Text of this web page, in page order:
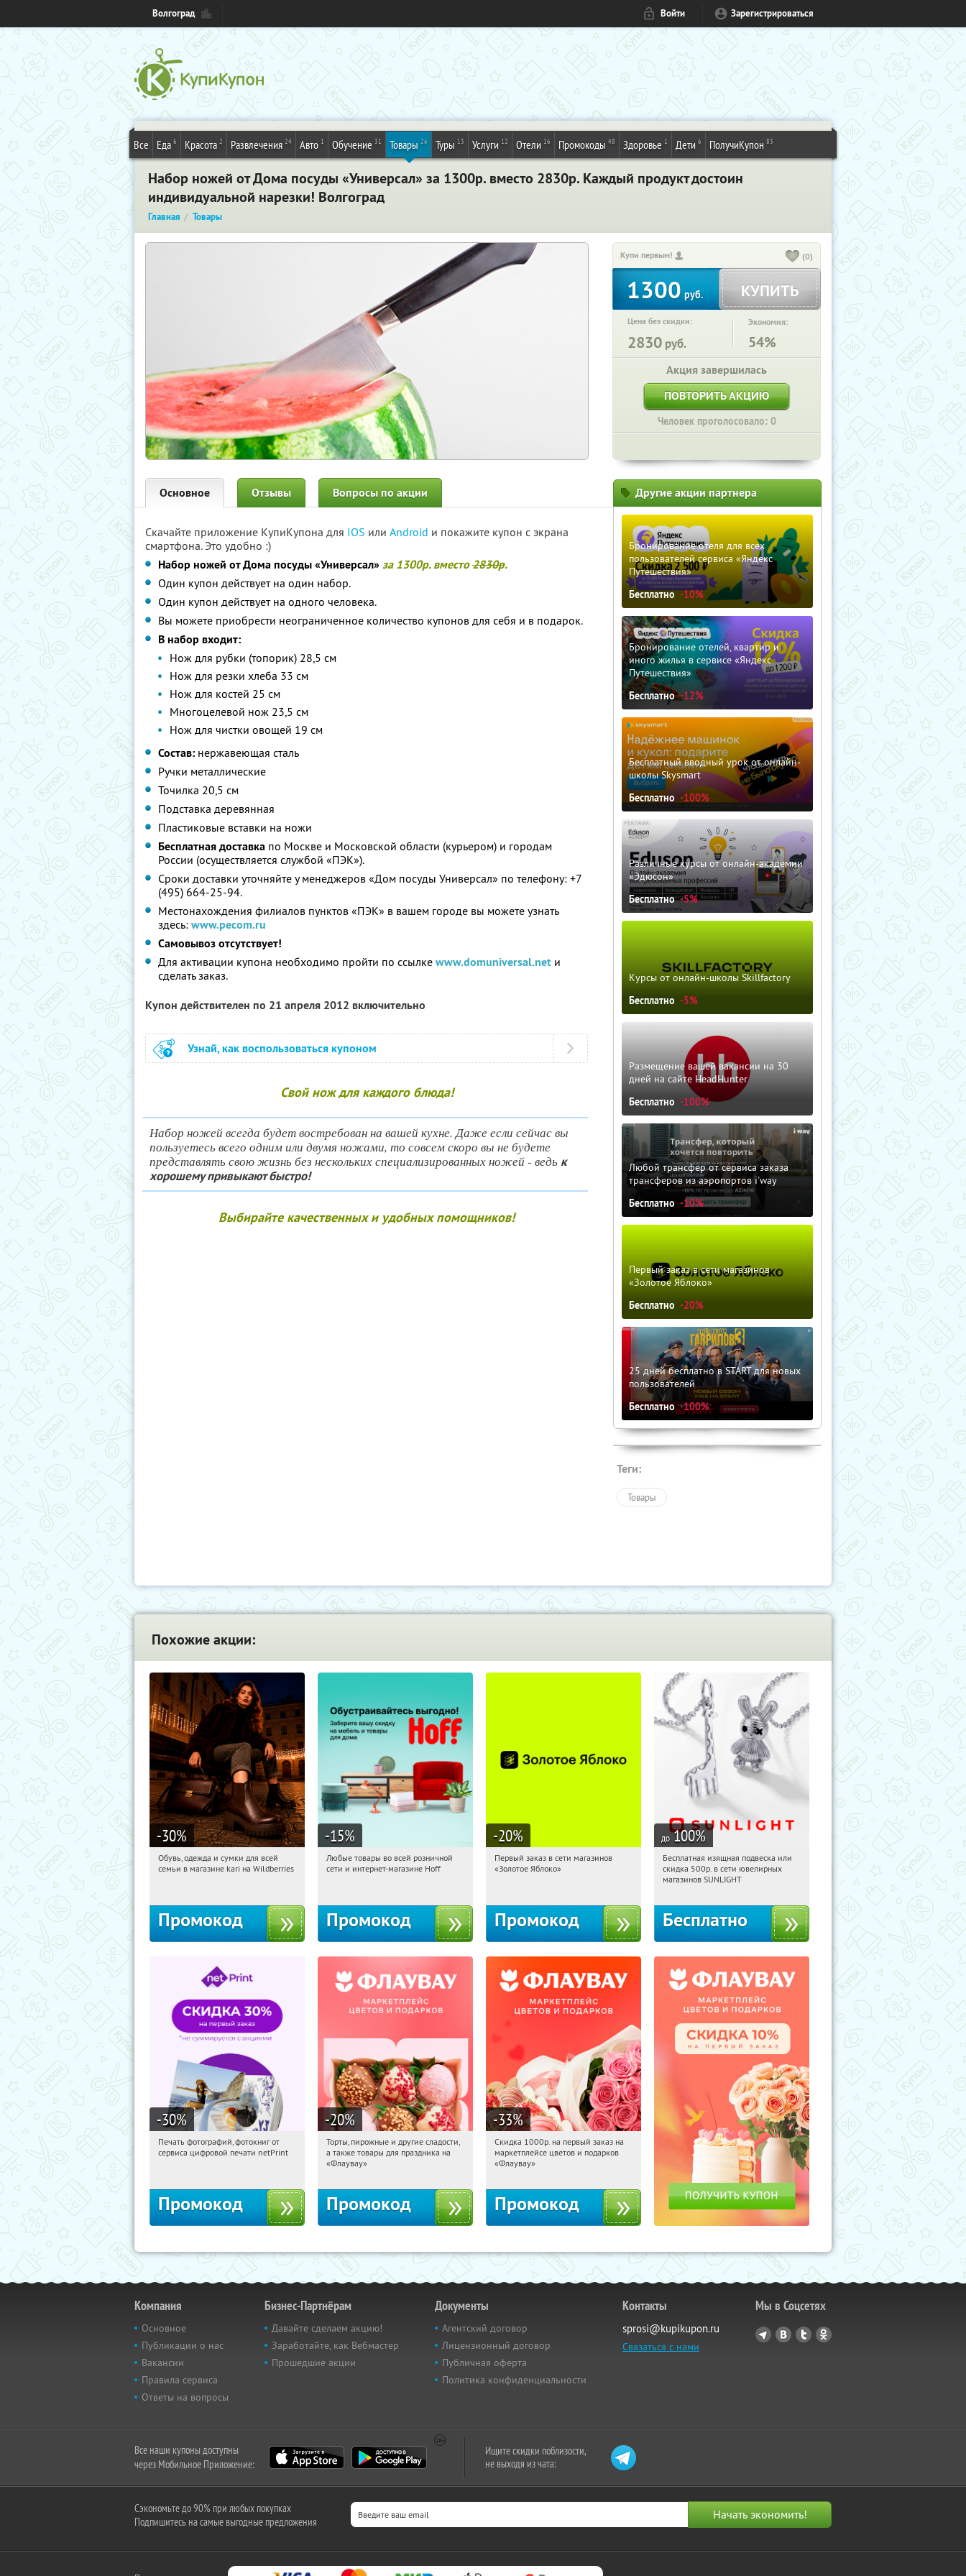
Волгоград Войти Зарегистрироваться
Все Еда 6 Красота 2 Развлечения 24 Авто 1 Обучение 31 Товары 26 Туры 13 Услуги 12 Отели 16 Промокоды 48 Здоровье 1 Дети 6 ПолучиКупон 83
Набор ножей от Дома посуды «Универсал» за 1300р. вместо 2830р. Каждый продукт достоин
индивидуальной нарезки! Волгоград
Главная Товары
Купи первым! (0)
1300руб. КУПИТЬ
Цена без скидки:
2830 руб.
Экономия:
54%
Акция завершилась
ПОВТОРИТЬ АКЦИЮ
Человек проголосовало: 0
Основное Отзывы Вопросы по акции
Скачайте приложение КупиКупона для IOS или Android и покажите купон с экрана
смартфона. Это удобно :)
Набор ножей от Дома посуды «Универсал»за 1300р. вместо2830р.
Один купон действует на один набор.
Один купон действует на одного человека.
Вы можете приобрести неограниченное количество купонов для себя и в подарок.
В набор входит:
Нож для рубки (топорик) 28,5 см
Нож для резки хлеба 33 см
Нож для костей 25 см
Многоцелевой нож 23,5 см
Нож для чистки овощей 19 см
Состав: нержавеющая сталь
Ручки металлические
Точилка 20,5 см
Подставка деревянная
Пластиковые вставки на ножи
Бесплатная доставка по Москве и Московской области (курьером) и городам
России (осуществляется службой «ПЭК»).
Сроки доставки уточняйте у менеджеров «Дом посуды Универсал» по телефону: +7
(495) 664-25-94.
Местонахождения филиалов пунктов «ПЭК» в вашем городе вы можете узнать
здесь: www.pecom.ru
Самовывоз отсутствует!
Для активации купона необходимо пройти по ссылке www.domuniversal.net и
сделать заказ.
Купон действителен по 21 апреля 2012 включительно
Узнай, как воспользоваться купоном
Свой нож для каждого блюда!
Набор ножей всегда будет востребован на вашей кухне. Даже если сейчас вы
пользуетесь всего одним или двумя ножами, то совсем скоро вы не будете
представлять свою жизнь без нескольких специализированных ножей - ведь к
хорошему привыкают быстро!
Выбирайте качественных и удобных помощников!
Другие акции партнера
Бронирование отеля для всех
пользователей сервиса «Яндекс
Путешествия»
Бесплатно -10%
Бронирование отелей, квартир и
иного жилья в сервисе «Яндекс
Путешествия»
Бесплатно -12%
Бесплатный вводный урок от онлайн-
школы Skysmart
Бесплатно -100%
Различные курсы от онлайн-академии
«Эдюсон»
Бесплатно -5%
Курсы от онлайн-школы Skillfactory
Бесплатно -5%
Размещение вашей вакансии на 30
дней на сайте HeadHunter
Бесплатно -100%
Любой трансфер от сервиса заказа
трансферов из аэропортов i'way
Бесплатно -10%
Первый заказ в сети магазинов
«Золотое Яблоко»
Бесплатно -20%
25 дней бесплатно в START для новых
пользователей
Бесплатно -100%
Теги:
Товары
Похожие акции:
-30%
16:14:34 Получили:
Обувь, одежда и сумки для всей
семьи в магазине kari на Wildberries
Промокод
-15%
16:14:34 Получили:
Любые товары во всей розничной
сети и интернет-магазине Hoff
Промокод
-20%
16:14:34
Получи первым!
Первый заказ в сети магазинов
«Золотое Яблоко»
Промокод
до 100%
16:14:34 Получили:
Россия
Бесплатная изящная подвеска или
скидка 500р. в сети ювелирных
магазинов SUNLIGHT
Бесплатно
-30%
16:14:34 Получили:
Печать фотографий, фотокниг от
сервиса цифровой печати netPrint
Промокод
-20%
16:14:34 Получили:
Россия
Торты, пирожные и другие сладости,
а также товары для праздника на
«Флаувау»
Промокод
-33%
16:14:34 Получили:
Россия
Скидка 1000р. на первый заказ на
маркетплейсе цветов и подарков
«Флаувау»
Промокод
Компания
Основное
Публикации о нас
Вакансии
Правила сервиса
Ответы на вопросы
Бизнес-Партнёрам
Давайте сделаем акцию!
Заработайте, как Вебмастер
Прошедшие акции
Документы
Агентский договор
Лицензионный договор
Публичная оферта
Политика конфиденциальности
Контакты
sprosi@kupikupon.ru
Связаться с нами
Мы в Соцсетях
Все наши купоны доступны
через Мобильное Приложение:
Ищите скидки поблизости,
не выходя из чата:
Сэкономьте до 90% при любых покупках
Подпишитесь на самые выгодные предложения